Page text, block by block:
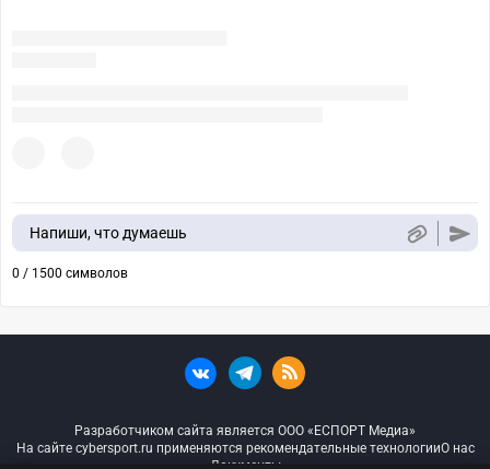
Напиши, что думаешь
0 / 1500 символов
Разработчиком сайта является ООО «ЕСПОРТ Медиа»
На сайте cybersport.ru применяются рекомендательные технологииО нас
Документы